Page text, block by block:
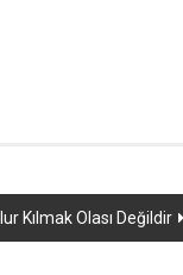
Kılmak Olası Değildir